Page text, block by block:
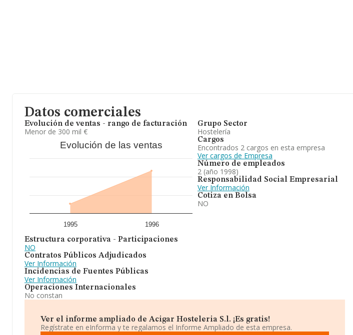
Datos comerciales
Evolución de ventas - rango de facturación
Menor de 300 mil €
Evolución de las ventas
1995 1996
Estructura corporativa - Participaciones
NO
Contratos Públicos Adjudicados
Ver Información
Incidencias de Fuentes Públicas
Ver Información
Operaciones Internacionales
No constan
Grupo Sector
Hostelería
Cargos
Encontrados 2 cargos en esta empresa
Ver cargos de Empresa
Número de empleados
2 (año 1998)
Responsabilidad Social Empresarial
Ver Información
Cotiza en Bolsa
NO
Ver el informe ampliado de Acigar Hosteleria S.l. ¡Es gratis!
Regístrate en eInforma y te regalamos el Informe Ampliado de esta empresa.